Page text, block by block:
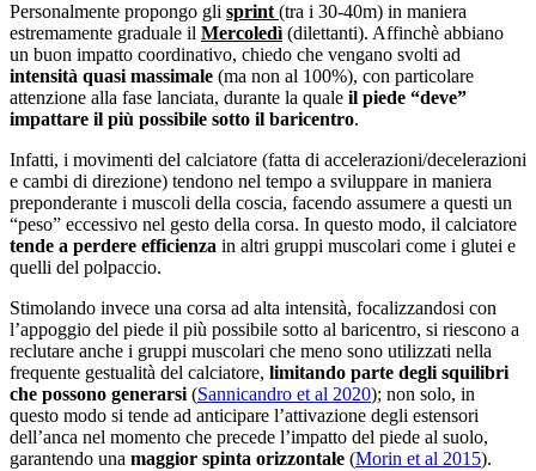
Personalmente propongo gli sprint (tra i 30-40m) in maniera
estremamente graduale il Mercoledì (dilettanti). Affinchè abbiano
un buon impatto coordinativo, chiedo che vengano svolti ad
intensità quasi massimale (ma non al 100%), con particolare
attenzione alla fase lanciata, durante la quale il piede “deve”
impattare il più possibile sotto il baricentro.
Infatti, i movimenti del calciatore (fatta di accelerazioni/decelerazioni
e cambi di direzione) tendono nel tempo a sviluppare in maniera
preponderante i muscoli della coscia, facendo assumere a questi un
“peso” eccessivo nel gesto della corsa. In questo modo, il calciatore
tende a perdere efficienza in altri gruppi muscolari come i glutei e
quelli del polpaccio.
Stimolando invece una corsa ad alta intensità, focalizzandosi con
l’appoggio del piede il più possibile sotto al baricentro, si riescono a
reclutare anche i gruppi muscolari che meno sono utilizzati nella
frequente gestualità del calciatore, limitando parte degli squilibri
che possono generarsi (Sannicandro et al 2020); non solo, in
questo modo si tende ad anticipare l’attivazione degli estensori
dell’anca nel momento che precede l’impatto del piede al suolo,
garantendo una maggior spinta orizzontale (Morin et al 2015).